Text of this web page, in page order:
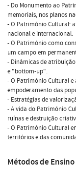
- Do Monumento ao
memoriais, nos planos
- O Património Cultural:
nacional e internacional.
- O Património como
um campo em
- Dinâmicas de
e "bottom-up".
- O Património Cultural
empoderamento das
- Estratégias de
- A vida do Património
ruínas e destruição
- O Património Cultural
territórios e das
Métodos de Ensino